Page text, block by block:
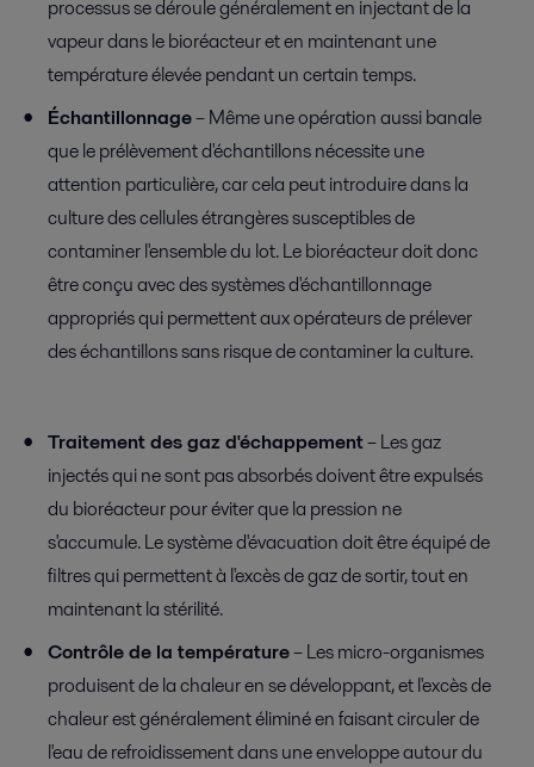
processus se déroule généralement en injectant de la
vapeur dans le bioréacteur et en maintenant une
température élevée pendant un certain temps.
Échantillonnage– Même une opération aussi banale
que le prélèvement d'échantillons nécessite une
attention particulière, car cela peut introduire dans la
culture des cellules étrangères susceptibles de
contaminer l'ensemble du lot. Le bioréacteur doit donc
être conçu avec des systèmes d'échantillonnage
appropriés qui permettent aux opérateurs de prélever
des échantillons sans risque de contaminer la culture.
Traitement des gaz d'échappement– Les gaz
injectés qui ne sont pas absorbés doivent être expulsés
du bioréacteur pour éviter que la pression ne
s'accumule. Le système d'évacuation doit être équipé de
filtres qui permettent à l'excès de gaz de sortir, tout en
maintenant la stérilité.
Contrôle de la température– Les micro-organismes
produisent de la chaleur en se développant, et l'excès de
chaleur est généralement éliminé en faisant circuler de
l'eau de refroidissement dans une enveloppe autour du